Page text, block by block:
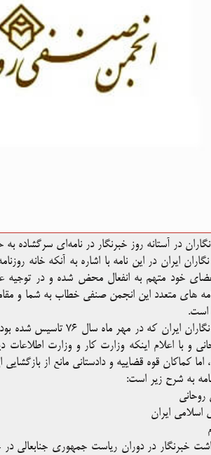
در آستانه روز خبرنگار در نامه‌ای سرگشاده
ایران در این نامه با اشاره به آنکه خانه
خود متهم به انفعال محض شده و در توجیه
های متعدد این انجمن صنفی خطاب به شما و
است.
و با اعلام اینکه وزارت کار و وزارت اطلاعات
کماکان قوه قضاییه و دادستانی مانع از
به شرح زیر است:
ایران